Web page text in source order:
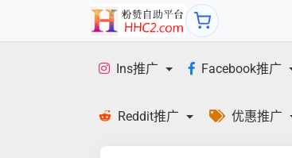
Ins推广 Facebook推广
Reddit推广 优惠推广